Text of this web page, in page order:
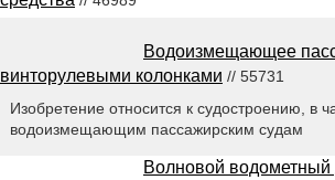
Водоизмещающее
винторулевыми колонками // 55731
Изобретение относится к судостроению, в
водоизмещающим пассажирским судам
Волновой водометный